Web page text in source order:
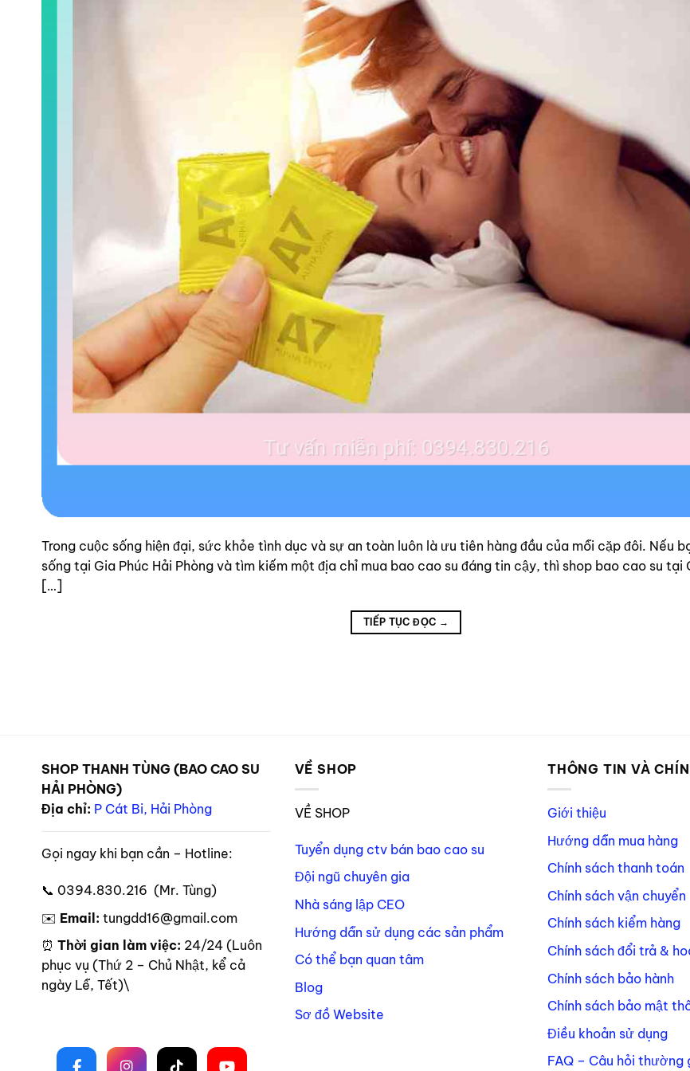
Trong cuộc sống hiện đại, sức khỏe tình dục và sự an toàn luôn là ưu tiên hàng đầu của mỗi cặp đôi. Nếu
sống tại Gia Phúc Hải Phòng và tìm kiếm một địa chỉ mua bao cao su đáng tin cậy, thì shop bao cao su tại
[…]
TIẾP TỤC ĐỌC →
SHOP THANH TÙNG (BAO CAO SU
HẢI PHÒNG)
Địa chỉ: P Cát Bi, Hải Phòng
Gọi ngay khi bạn cần – Hotline:
📞 0394.830.216 (Mr. Tùng)
✉️ Email: tungdd16@gmail.com
⏰ Thời gian làm việc: 24/24 (Luôn
phục vụ (Thứ 2 – Chủ Nhật, kể cả
ngày Lễ, Tết)\
VỀ SHOP
VỀ SHOP
Tuyển dụng ctv bán bao cao su
Đội ngũ chuyên gia
Nhà sáng lập CEO
Hướng dẫn sử dụng các sản phẩm
Có thể bạn quan tâm
Blog
Sơ đồ Website
THÔNG TIN VÀ
Giới thiệu
Hướng dẫn mua hàng
Chính sách thanh toán
Chính sách vận chuyển
Chính sách kiểm hàng
Chính sách đổi trả &
Chính sách bảo hành
Chính sách bảo mật
Điều khoản sử dụng
FAQ – Câu hỏi thường